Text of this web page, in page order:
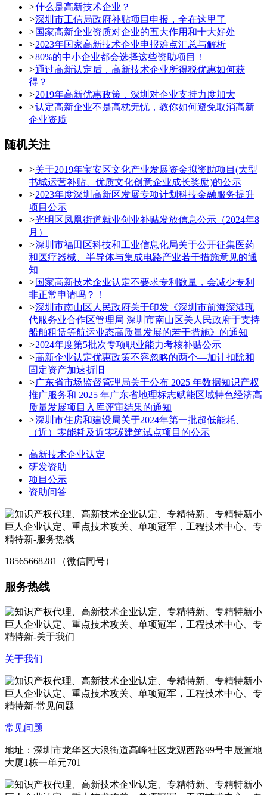
>什么是高新技术企业？
>深圳市工信局政府补贴项目申报，全在这里了
>国家高新企业资质对企业的五大作用和十大好处
>2023年国家高新技术企业申报难点汇总与解析
>80%的中小企业都会选择这些资助项目！
>通过高新认定后，高新技术企业所得税优惠如何获
得？
>2019年高新优惠政策，深圳对企业支持力度加大
>认定高新企业不是高枕无忧，教你如何避免取消高新
企业资质
随机关注
>关于2019年宝安区文化产业发展资金拟资助项目(大型
书城运营补贴、优质文化创意企业成长奖励)的公示
>2023年度深圳高新区发展专项计划科技金融服务提升
项目公示
>光明区凤凰街道就业创业补贴发放信息公示（2024年8
月）
>深圳市福田区科技和工业信息化局关于公开征集医药
和医疗器械、半导体与集成电路产业若干措施意见的通
知
>国家高新技术企业认定不要求专利数量，会减少专利
非正常申请吗？！
>深圳市南山区人民政府关于印发《深圳市前海深港现
代服务业合作区管理局 深圳市南山区关人民政府于支持
船舶租赁等航运业态高质量发展的若干措施》的通知
>2024年度第5批次专项职业能力考核补贴公示
>高新企业认定优惠政策不容忽略的两个—加计扣除和
固定资产加速折旧
>广东省市场监督管理局关于公布 2025 年数据知识产权
推广服务和 2025 年广东省地理标志赋能区域特色经济高
质量发展项目入库评审结果的通知
>深圳市住房和建设局关于2024年第一批超低能耗、
（近）零能耗及近零碳建筑试点项目的公示
高新技术企业认定
研发资助
项目公示
资助问答
18565668281（微信同号）
服务热线
关于我们
常见问题
地址：深圳市龙华区大浪街道高峰社区龙观西路99号中晟置地
大厦1栋一单元701